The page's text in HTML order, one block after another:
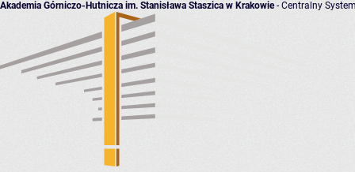
Akademia Górniczo-Hutnicza im. Stanisława Staszica w Krakowie- Centralny